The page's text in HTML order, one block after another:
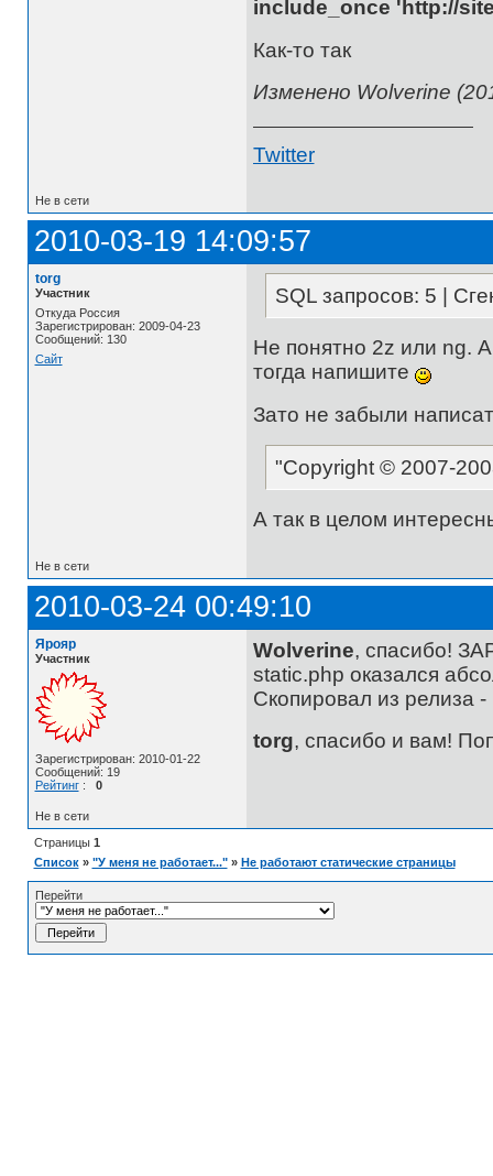
include_once 'http://
Как-то так
Изменено Wolverine
Twitter
Не в сети
2010-03-19 14:09:57
torg
Участник
Откуда Россия
Зарегистрирован: 2009-04-23
Сообщений: 130
Сайт
SQL запросов: 5 |
Не понятно 2z или ng.
тогда напишите
Зато не забыли
"Copyright © 2007-
А так в целом
Не в сети
2010-03-24 00:49:10
Ярояр
Участник
Зарегистрирован: 2010-01-22
Сообщений: 19
Рейтинг: 0
Wolverine, спасибо!
static.php оказался
Скопировал из релиза
torg, спасибо и вам!
Не в сети
Страницы 1
Список » "У меня не работает..." » Не работают статические страницы
Перейти